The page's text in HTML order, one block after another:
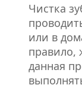
Чистка
или в
правило,
данная